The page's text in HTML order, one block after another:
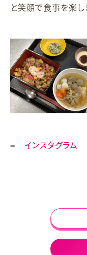
と笑顔で食事を楽し
⇒ インスタグラム